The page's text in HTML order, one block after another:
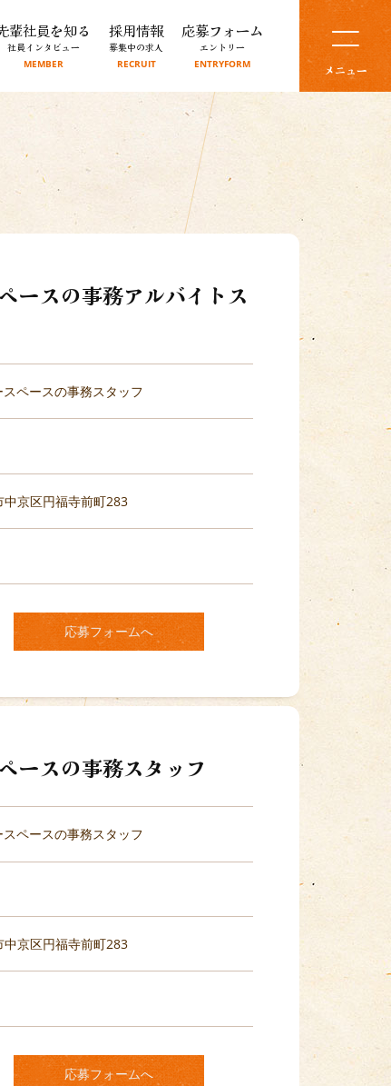
輩社員を知る
社員インタビュー
MEMBER
採用情報
募集中の求人
RECRUIT
応募フォーム
エントリー
ENTRYFORM メニュー
ースの事務アルバイトス
スペースの事務スタッフ
京区円福寺前町283
応募フォームへ
ースの事務スタッフ
スペースの事務スタッフ
京区円福寺前町283
応募フォームへ